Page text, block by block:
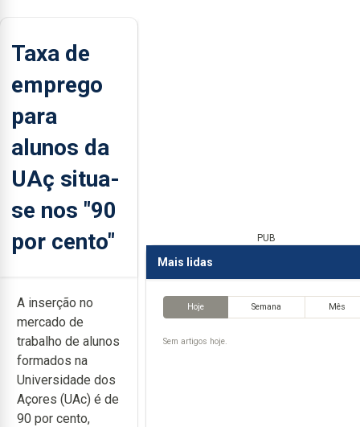
Taxa de
emprego
para
alunos da
UAç situa-
se nos "90
por cento"
A inserção no
mercado de
trabalho de alunos
formados na
Universidade dos
Açores (UAc) é de
90 por cento,
PUB
Mais lidas
Hoje Semana Mês
Sem artigos hoje.